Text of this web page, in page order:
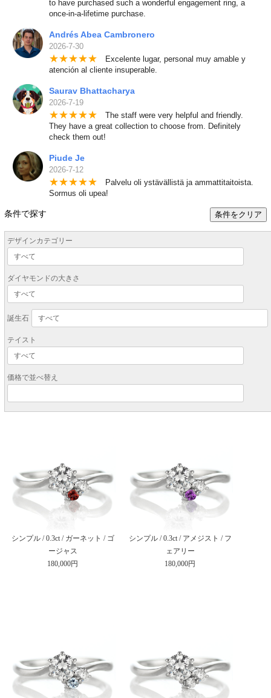
to have purchased such a wonderful engagement ring, a
once-in-a-lifetime purchase.
Andrés Abea Cambronero
2026-7-30
★★★★★ Excelente lugar, personal muy amable y
atención al cliente insuperable.
Saurav Bhattacharya
2026-7-19
★★★★★ The staff were very helpful and friendly.
They have a great collection to choose from. Definitely
check them out!
Piude Je
2026-7-12
★★★★★ Palvelu oli ystävällistä ja ammattitaitoista.
Sormus oli upea!
条件で探す 条件をクリア
デザインカテゴリー
ダイヤモンドの大きさ
誕生石
テイスト
価格で並べ替え
シンプル / 0.3ct / ガーネット / ゴ
ージャス
180,000円
シンプル / 0.3ct / アメジスト / フ
ェアリー
180,000円